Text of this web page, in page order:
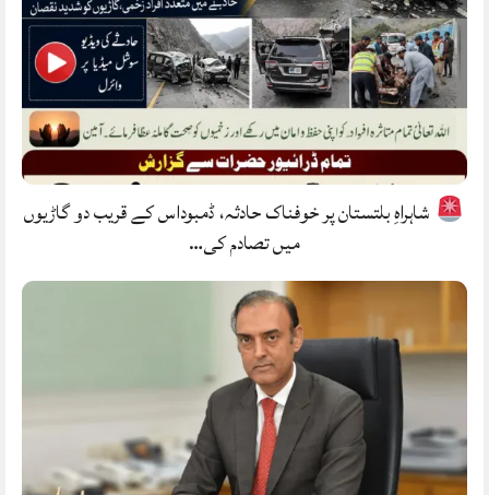
شاہراہِ بلتستان پر خوفناک حادثہ، ڈمبوداس کے قریب دو گاڑیوں
میں تصادم کی…